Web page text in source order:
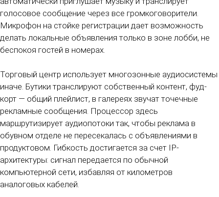
голосовое сообщение через все громкоговорители.
Микрофон на стойке регистрации дает возможность
делать локальные объявления только в зоне лобби, не
беспокоя гостей в номерах.
Торговый центр использует многозонные аудиосистемы
иначе. Бутики транслируют собственный контент, фуд-
корт — общий плейлист, в галереях звучат точечные
рекламные сообщения. Процессор здесь
маршрутизирует аудиопотоки так, чтобы реклама в
обувном отделе не пересекалась с объявлениями в
продуктовом. Гибкость достигается за счет IP-
архитектуры: сигнал передается по обычной
компьютерной сети, избавляя от километров
аналоговых кабелей.